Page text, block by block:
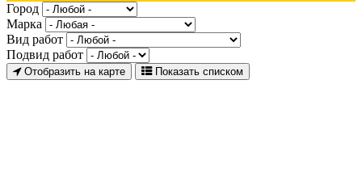
Город
Марка
Вид работ
Подвид работ
Отобразить на карте Показать списком